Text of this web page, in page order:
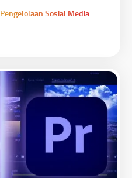
Pengelolaan Sosial Media